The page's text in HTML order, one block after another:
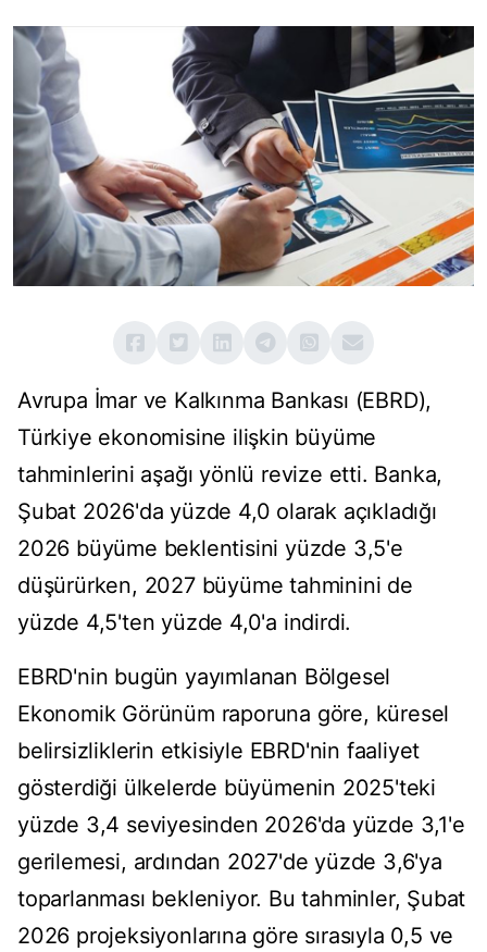
Avrupa İmar ve Kalkınma Bankası (EBRD),
Türkiye ekonomisine ilişkin büyüme
tahminlerini aşağı yönlü revize etti. Banka,
Şubat 2026'da yüzde 4,0 olarak açıkladığı
2026 büyüme beklentisini yüzde 3,5'e
düşürürken, 2027 büyüme tahminini de
yüzde 4,5'ten yüzde 4,0'a indirdi.
EBRD'nin bugün yayımlanan Bölgesel
Ekonomik Görünüm raporuna göre, küresel
belirsizliklerin etkisiyle EBRD'nin faaliyet
gösterdiği ülkelerde büyümenin 2025'teki
yüzde 3,4 seviyesinden 2026'da yüzde 3,1'e
gerilemesi, ardından 2027'de yüzde 3,6'ya
toparlanması bekleniyor. Bu tahminler, Şubat
2026 projeksiyonlarına göre sırasıyla 0,5 ve